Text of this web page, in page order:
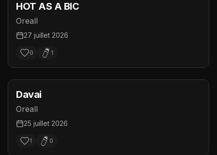
HOT AS A BIC
Oreall
27 juillet 2026
0 1
Davai
Oreall
25 juillet 2026
1 0